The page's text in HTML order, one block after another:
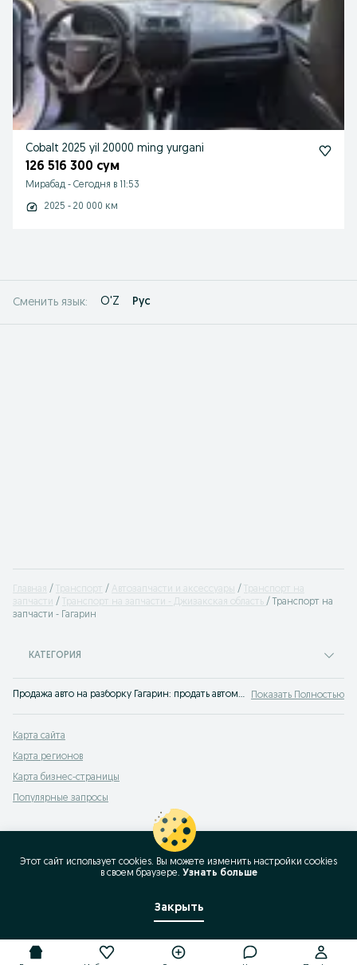
Cobalt 2025 yil 20000 ming yurgani
126 516 300 сум
Мирабад - Сегодня в 11:53
2025 - 20 000 км
Сменить язык: O'Z Рус
Главная Транспорт Автозапчасти и аксессуары
Транспорт на
запчасти
Транспорт на запчасти - Джизакская область
Транспорт на
запчасти - Гагарин
КАТЕГОРИЯ
Продажа авто на разборку Гагарин: продать автомобиль на запчасти теперь проще простого - объявления на доске OLX.uz Гагарин. OLX знает все о выгодной продаже авто на запчасти! Показать Полностью
Карта сайта
Карта регионов
Карта бизнес-страницы
Популярные запросы
Этот сайт использует cookies. Вы можете изменить настройки cookies
в своeм браузере. Узнать больше
Закрыть